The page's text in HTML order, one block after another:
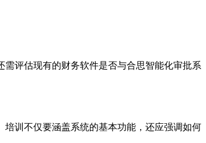
评估现有的财务软件是否与合思智能化审批系
训不仅要涵盖系统的基本功能，还应强调如何